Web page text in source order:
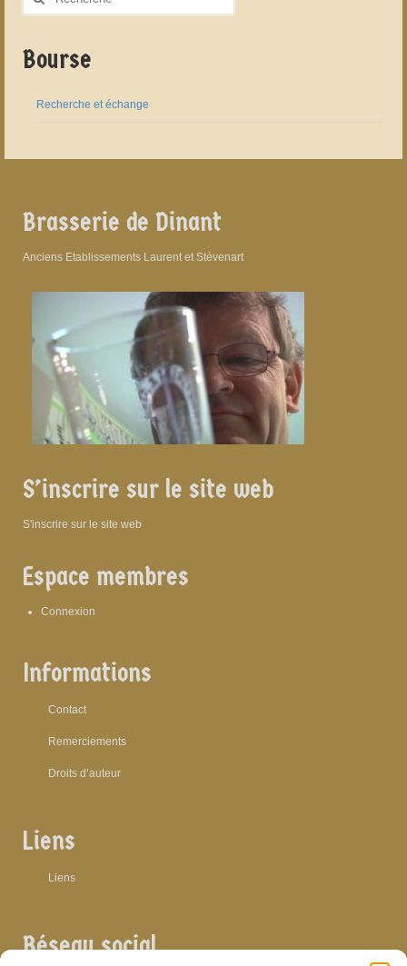
Bourse
Recherche et échange
Brasserie de Dinant
Anciens Etablissements Laurent et Stévenart
S’inscrire sur le site web
S'inscrire sur le site web
Espace membres
Connexion
Informations
Contact
Remerciements
Droits d’auteur
Liens
Liens
Réseau social